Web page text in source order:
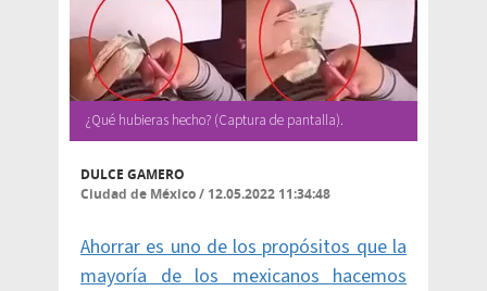
¿Qué hubieras hecho? (Captura de pantalla).
DULCE GAMERO
Ciudad de México/ 12.05.2022 11:34:48
Ahorrar es uno de los propósitos que la
mayoría de los mexicanos hacemos